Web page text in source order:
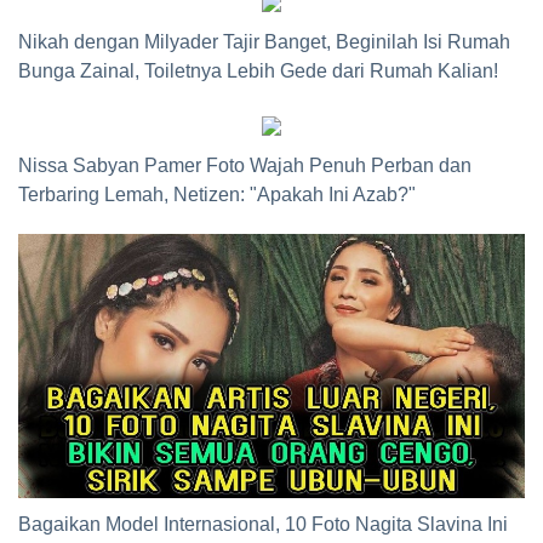
Nikah dengan Milyader Tajir Banget, Beginilah Isi Rumah
Bunga Zainal, Toiletnya Lebih Gede dari Rumah Kalian!
Nissa Sabyan Pamer Foto Wajah Penuh Perban dan
Terbaring Lemah, Netizen: "Apakah Ini Azab?"
Bagaikan Model Internasional, 10 Foto Nagita Slavina Ini